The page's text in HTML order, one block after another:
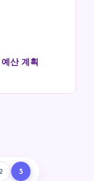
산 계획
3